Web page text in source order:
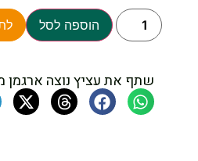
הוספה לסל
שתף את עציץ נוצה ארגמן